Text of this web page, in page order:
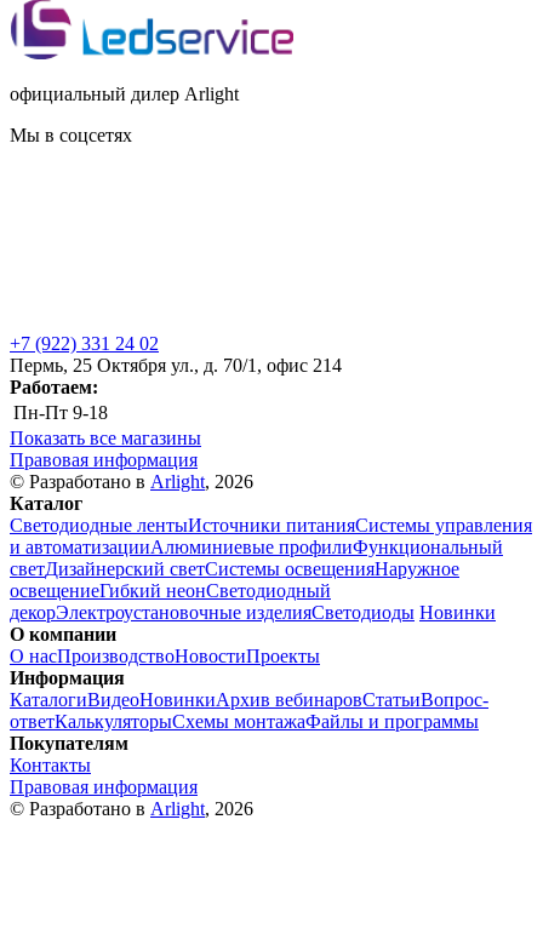
официальный дилер Arlight
Мы в соцсетях
+7 (922) 331 24 02
Пермь, 25 Октября ул., д. 70/1, офис 214
Работаем:
Пн-Пт 9-18
Показать все магазины
Правовая информация
© Разработано в Arlight, 2026
Каталог
Светодиодные лентыИсточники питанияСистемы управления
и автоматизацииАлюминиевые профилиФункциональный
светДизайнерский светСистемы освещенияНаружное
освещениеГибкий неонСветодиодный
декорЭлектроустановочные изделияСветодиоды Новинки
О компании
О насПроизводствоНовостиПроекты
Информация
КаталогиВидеоНовинкиАрхив вебинаровСтатьиВопрос-
ответКалькуляторыСхемы монтажаФайлы и программы
Покупателям
Контакты
Правовая информация
© Разработано в Arlight, 2026